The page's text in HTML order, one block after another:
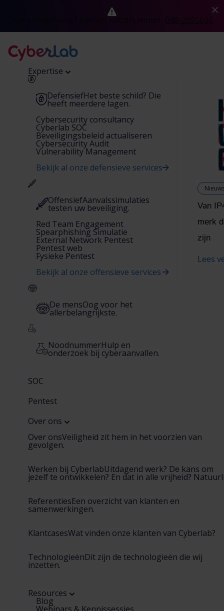
Expertise
DefensiefHet beste schild? Die
heeft meerdere lagen.
Cybersecurity consultancy
Cyberlab SOC
Beveiligingsbeleid actualiseren
Cybersecurity Audit
Vulnerability Management
Bekijk al onze defensieve services
OffensiefAanvalssimulaties
testen uw beveiliging.
Red Team Engagement
Spearphishing Simulatie
External Network Pentest
Pentest web
Fysieke Pentest
Bekijk al onze offensieve services
De mensOog voor het
allerbelangrijkste.
NoodnummerHulp en
onderzoek bij cyberaanvallen.
Van
merk
zijn
Lees
SOC
Pentest
Over ons
Over onsVeiligheid zit hem in het voorzien van
gevolgen.
Werken bij CyberlabUitdagend werk? De kans om
jezelf te ontwikkelen? En dat in alle vrijheid?
ReferentiesEen overzicht van klanten en
samenwerkingen.
KlantcasesWat vinden onze klanten van Cyberlab?
TechnologieënDit zijn de technologieën die wij
inzetten.
Resources
Blog